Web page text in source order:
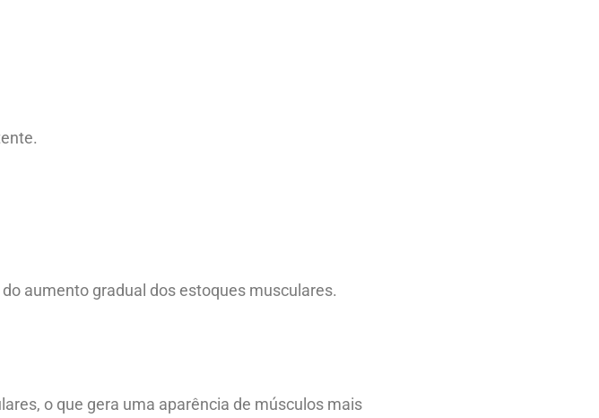
aumento gradual dos estoques musculares.
o que gera uma aparência de músculos mais